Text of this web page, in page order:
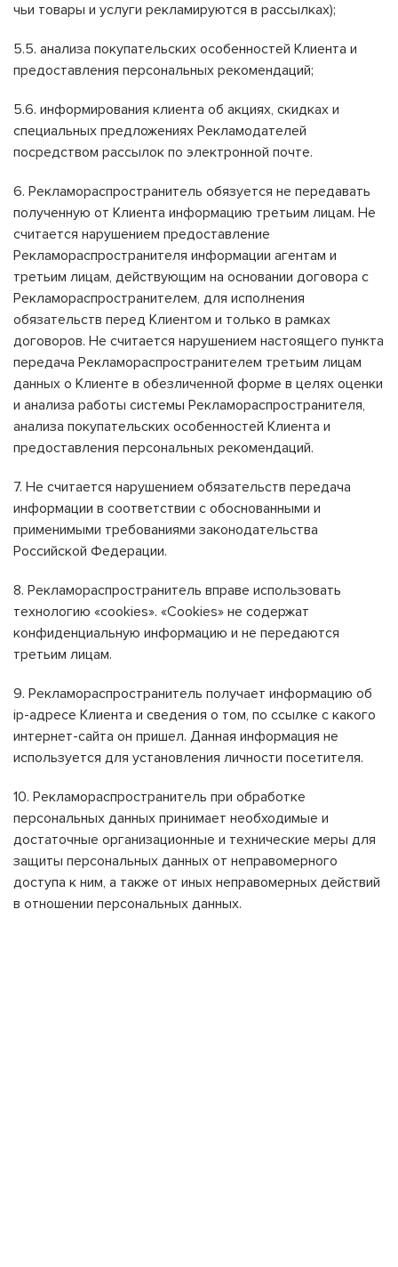
чьи товары и услуги рекламируются в рассылках);
5.5. анализа покупательских особенностей Клиента и
предоставления персональных рекомендаций;
5.6. информирования клиента об акциях, скидках и
специальных предложениях Рекламодателей
посредством рассылок по электронной почте.
6. Рекламораспространитель обязуется не передавать
полученную от Клиента информацию третьим лицам. Не
считается нарушением предоставление
Рекламораспространителя информации агентам и
третьим лицам, действующим на основании договора с
Рекламораспространителем, для исполнения
обязательств перед Клиентом и только в рамках
договоров. Не считается нарушением настоящего пункта
передача Рекламораспространителем третьим лицам
данных о Клиенте в обезличенной форме в целях оценки
и анализа работы системы Рекламораспространителя,
анализа покупательских особенностей Клиента и
предоставления персональных рекомендаций.
7. Не считается нарушением обязательств передача
информации в соответствии с обоснованными и
применимыми требованиями законодательства
Российской Федерации.
8. Рекламораспространитель вправе использовать
технологию «cookies». «Cookies» не содержат
конфиденциальную информацию и не передаются
третьим лицам.
9. Рекламораспространитель получает информацию об
ip-адресе Клиента и сведения о том, по ссылке с какого
интернет-сайта он пришел. Данная информация не
используется для установления личности посетителя.
10. Рекламораспространитель при обработке
персональных данных принимает необходимые и
достаточные организационные и технические меры для
защиты персональных данных от неправомерного
доступа к ним, а также от иных неправомерных действий
в отношении персональных данных.